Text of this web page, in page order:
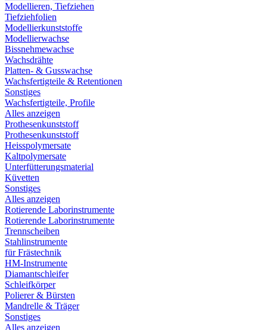
Modellieren, Tiefziehen
Tiefziehfolien
Modellierkunststoffe
Modellierwachse
Bissnehmewachse
Wachsdrähte
Platten- & Gusswachse
Wachsfertigteile & Retentionen
Sonstiges
Wachsfertigteile, Profile
Alles anzeigen
Prothesenkunststoff
Prothesenkunststoff
Heisspolymersate
Kaltpolymersate
Unterfütterungsmaterial
Küvetten
Sonstiges
Alles anzeigen
Rotierende Laborinstrumente
Rotierende Laborinstrumente
Trennscheiben
Stahlinstrumente
für Frästechnik
HM-Instrumente
Diamantschleifer
Schleifkörper
Polierer & Bürsten
Mandrelle & Träger
Sonstiges
Alles anzeigen